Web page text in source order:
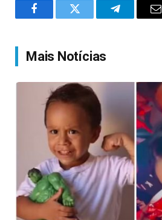
FacebookTwitter Telegram
Mais Notícias